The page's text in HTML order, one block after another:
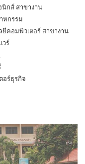
นิกส์ สาขางาน
หกรรม
คอมพิวเตอร์ สาขางาน
วร์
อร์ธุรกิจ